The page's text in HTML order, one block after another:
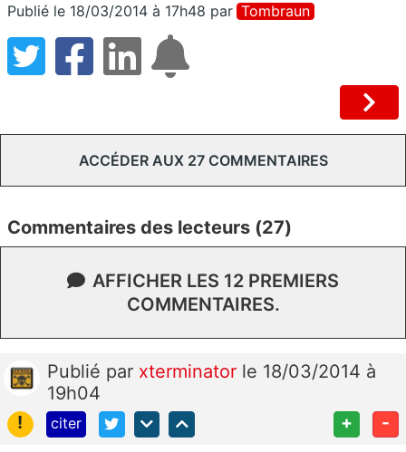
Publié le 18/03/2014 à 17h48 par Tombraun
ACCÉDER AUX 27 COMMENTAIRES
Commentaires des lecteurs (27)
AFFICHER LES 12 PREMIERS
COMMENTAIRES.
Publié par xterminator le 18/03/2014 à
19h04
!
citer + -